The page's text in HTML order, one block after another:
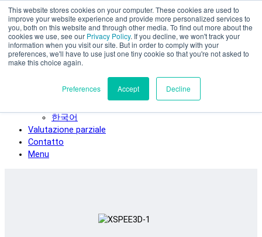
This website stores cookies on your computer. These cookies are used to
improve your website experience and provide more personalized services to
you, both on this website and through other media. To find out more about the
cookies we use, see our Privacy Policy. If you decline, we won't track your
information when you visit our site. But in order to comply with your
preferences, we'll have to use just one tiny cookie so that you're not asked to
make this choice again.
Preferences Accept Decline
Vai al contenuto principale
SPEE3D
Italiano
English
Español
Français
한국어
Valutazione parziale
Contatto
Menu